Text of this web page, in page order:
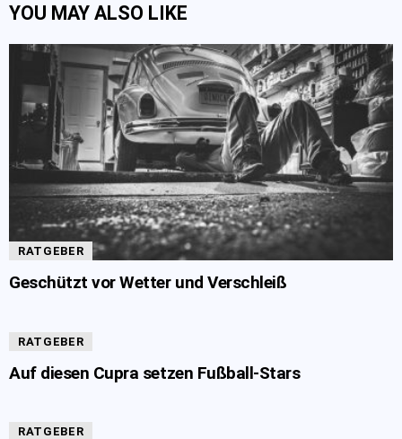
YOU MAY ALSO LIKE
RATGEBER
Geschützt vor Wetter und Verschleiß
RATGEBER
Auf diesen Cupra setzen Fußball-Stars
RATGEBER